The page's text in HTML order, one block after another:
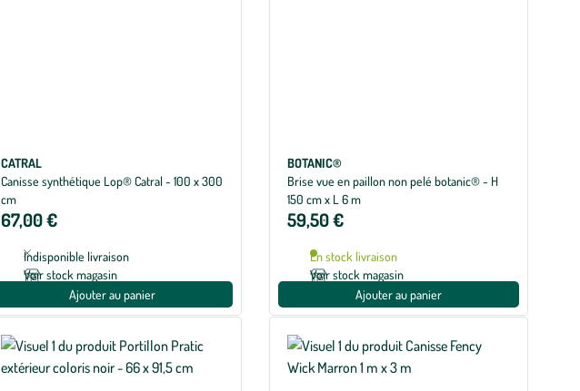
CATRAL
Canisse synthétique Lop® Catral - 100 x 300
cm
67,00 €
Indisponible livraison
Voir stock magasin
Ajouter au panier
BOTANIC®
Brise vue en paillon non pelé botanic® - H
150 cm x L 6 m
59,50 €
En stock livraison
Voir stock magasin
Ajouter au panier